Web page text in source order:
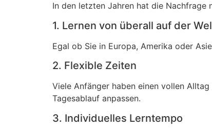
In den letzten Jahren hat die Nachfrage
1. Lernen von überall auf der
Egal ob Sie in Europa, Amerika oder
2. Flexible Zeiten
Viele Anfänger haben einen vollen
Tagesablauf anpassen.
3. Individuelles Lerntempo